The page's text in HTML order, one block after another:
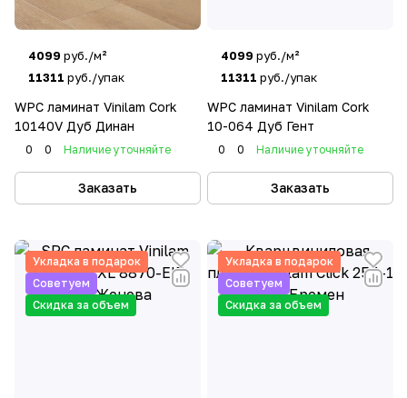
4099 руб./м²
11311 руб./упак
WPC ламинат Vinilam Cork
10140V Дуб Динан
0 0 Наличие уточняйте
Заказать
4099 руб./м²
11311 руб./упак
WPC ламинат Vinilam Cork
10-064 Дуб Гент
0 0 Наличие уточняйте
Заказать
Укладка в подарок
Советуем
Скидка за объем
Укладка в подарок
Советуем
Скидка за объем